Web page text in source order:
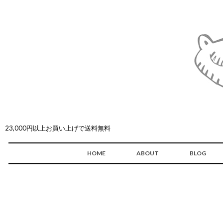
23,000円以上お買い上げで送料無料
HOME ABOUT BLOG